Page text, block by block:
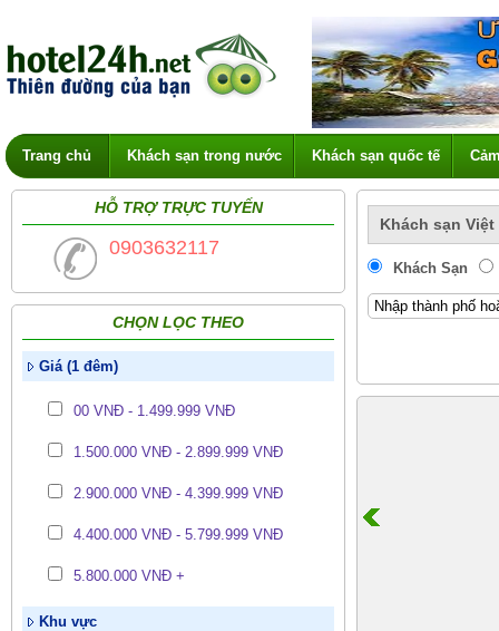
Trang chủ Khách sạn trong nước Khách sạn quốc tế
HỖ TRỢ TRỰC TUYẾN
0903632117
CHỌN LỌC THEO
Giá (1 đêm)
00 VNĐ - 1.499.999 VNĐ
1.500.000 VNĐ - 2.899.999 VNĐ
2.900.000 VNĐ - 4.399.999 VNĐ
4.400.000 VNĐ - 5.799.999 VNĐ
5.800.000 VNĐ +
Khu vực
Khách sạn Việt
Khách Sạn